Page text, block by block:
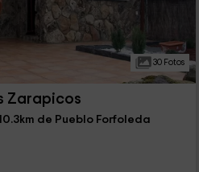
30 Fotos
Zarapicos
de Pueblo Forfoleda